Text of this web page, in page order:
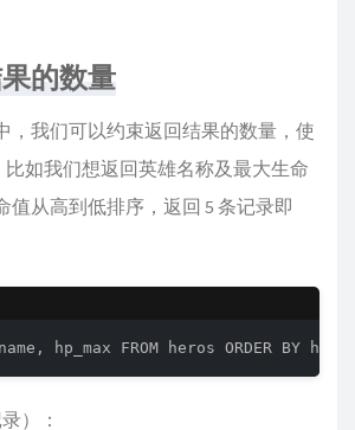
的数量
，我们可以约束返回结果的数量，使
比如我们想返回英雄名称及最大生命
值从高到低排序，返回 5 条记录即
hp_max FROM heros ORDER BY
）：